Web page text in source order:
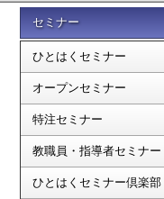
セミナー
ひとはくセミナー
オープンセミナー
特注セミナー
教職員・指導者セミナー
ひとはくセミナー倶楽部